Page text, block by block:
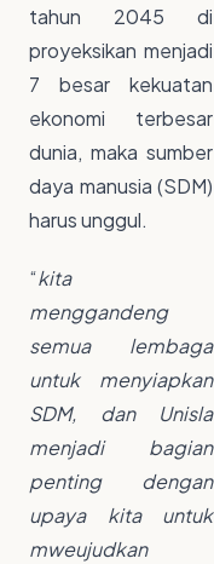
tahun 2045 di
proyeksikan menjadi
7 besar kekuatan
ekonomi terbesar
dunia, maka sumber
daya manusia (SDM)
harus unggul.
“kita
menggandeng
semua lembaga
untuk menyiapkan
SDM, dan Unisla
menjadi bagian
penting dengan
upaya kita untuk
mweujudkan